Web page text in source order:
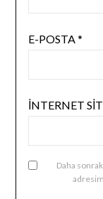
E-POSTA*
İNTERNET
Daha